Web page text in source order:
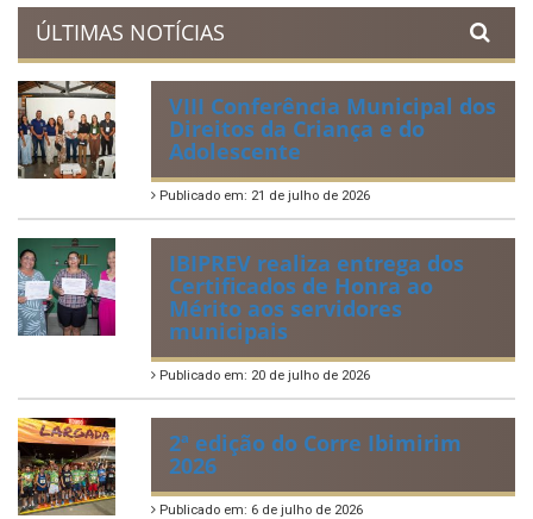
ÚLTIMAS NOTÍCIAS
VIII Conferência Municipal dos
Direitos da Criança e do
Adolescente
Publicado em: 21 de julho de 2026
IBIPREV realiza entrega dos
Certificados de Honra ao
Mérito aos servidores
municipais
Publicado em: 20 de julho de 2026
2ª edição do Corre Ibimirim
2026
Publicado em: 6 de julho de 2026